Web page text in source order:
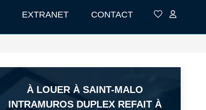
EXTRANET CONTACT
À LOUER À SAINT-MALO
INTRAMUROS DUPLEX REFAIT À